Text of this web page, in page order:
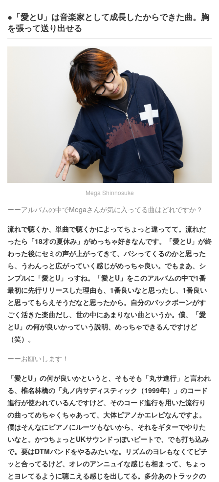
●「愛とU」は音楽家として成長したからできた曲。胸
を張って送り出せる
Mega Shinnosuke
ーーアルバムの中でMegaさんが気に入ってる曲はどれですか？
流れで聴くか、単曲で聴くかによってちょっと違ってて。流れだ
ったら「18才の夏休み」がめっちゃ好きなんです。「愛とU」が終
わった後にセミの声が上がってきて、バシってくるのかと思った
ら、うわんっと広がっていく感じがめっちゃ良い。でもまあ、シ
ンプルに「愛とU」っすね。「愛とU」をこのアルバムの中で1番
最初に先行リリースした理由も、1番良いなと思ったし、1番良い
と思ってもらえそうだなと思ったから。自分のバックボーンがす
ごく活きた楽曲だし、世の中にあまりない曲というか。僕、「愛
とU」の何が良いかっていう説明、めっちゃできるんですけど
（笑）。
ーーお願いします！
「愛とU」の何が良いかというと、そもそも「丸サ進行」と言われ
る、椎名林檎の「丸ノ内サディスティック（1999年）」のコード
進行が使われているんですけど、そのコード進行を用いた流行り
の曲ってめちゃくちゃあって、大体ピアノかエレピなんですよ。
僕はそんなにピアノにルーツもないから、それをギターでやりた
いなと。かつちょっとUKサウンドっぽいビートで、でも打ち込み
で。要はDTMバンドをやるみたいな。リズムのヨレもなくてピチ
ッと合ってるけど、オレのアンニュイな感じも相まって、ちょっ
とヨレてるように聴こえる感じを出してる。多分あのトラックの